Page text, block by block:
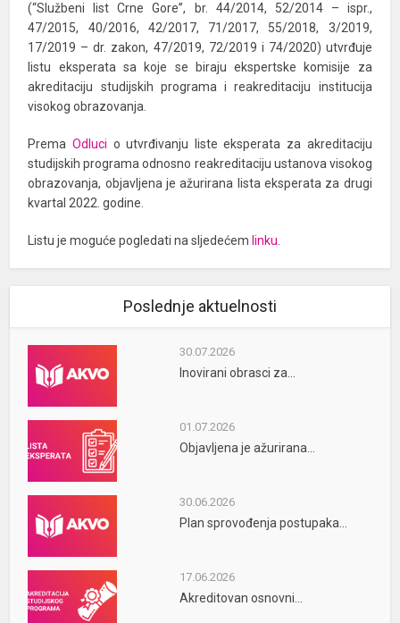
(“Službeni list Crne Gore”, br. 44/2014, 52/2014 – ispr.,
47/2015, 40/2016, 42/2017, 71/2017, 55/2018, 3/2019,
17/2019 – dr. zakon, 47/2019, 72/2019 i 74/2020) utvrđuje
listu eksperata sa koje se biraju ekspertske komisije za
akreditaciju studijskih programa i reakreditaciju institucija
visokog obrazovanja.
Prema Odluci o utvrđivanju liste eksperata za akreditaciju
studijskih programa odnosno reakreditaciju ustanova visokog
obrazovanja, objavljena je ažurirana lista eksperata za drugi
kvartal 2022. godine.
Listu je moguće pogledati na sljedećem linku.
Poslednje aktuelnosti
30.07.2026
Inovirani obrasci za...
01.07.2026
Objavljena je ažurirana...
30.06.2026
Plan sprovođenja postupaka...
17.06.2026
Akreditovan osnovni...